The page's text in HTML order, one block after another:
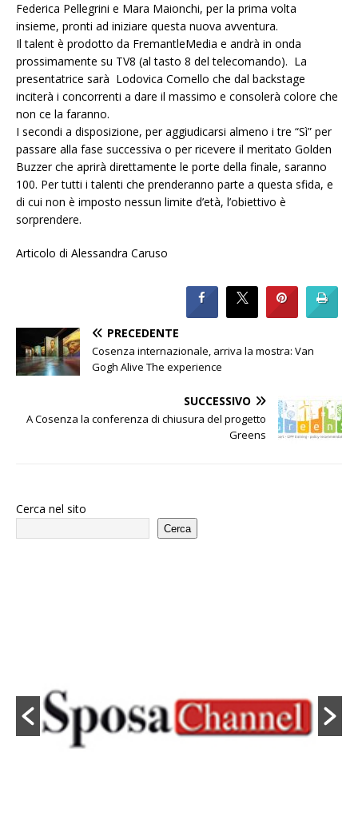
Federica Pellegrini e Mara Maionchi, per la prima volta
insieme, pronti ad iniziare questa nuova avventura.
Il talent è prodotto da FremantleMedia e andrà in onda
prossimamente su TV8 (al tasto 8 del telecomando). La
presentatrice sarà Lodovica Comello che dal backstage
inciterà i concorrenti a dare il massimo e consolerà colore che
non ce la faranno.
I secondi a disposizione, per aggiudicarsi almeno i tre “Sì” per
passare alla fase successiva o per ricevere il meritato Golden
Buzzer che aprirà direttamente le porte della finale, saranno
100. Per tutti i talenti che prenderanno parte a questa sfida, e
di cui non è imposto nessun limite d’età, l’obiettivo è
sorprendere.
Articolo di Alessandra Caruso
PRECEDENTE
Cosenza internazionale, arriva la mostra: Van
Gogh Alive The experience
SUCCESSIVO
A Cosenza la conferenza di chiusura del progetto
Greens
Cerca nel sito
Cerca